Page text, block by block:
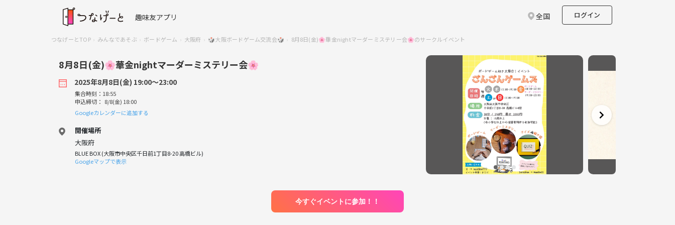
趣味友アプリ 全国 ログイン
つなげーとTOP みんなであそぶ ボードゲーム 大阪府 🎲大阪ボードゲーム交流会🎲 8月8日(金)🌸華金nightマーダーミステリー会🌸のサークルイベント
8月8日(金)🌸華金nightマーダーミステリー会🌸
2025年8月8日(金) 19:00〜23:00
集合時刻：18:55
申込締切： 8/8(金) 18:00
Googleカレンダーに追加する
開催場所
大阪府
BLUE BOX (大阪市中央区千日前1丁目8-20 高橋ビル)
Googleマップで表示
今すぐイベントに参加！！